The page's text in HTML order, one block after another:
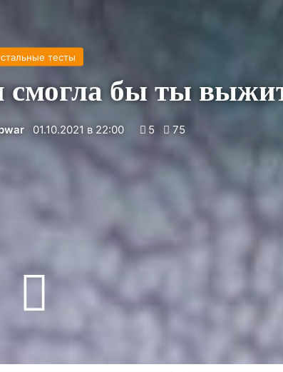
тесты
смогла бы ты
01.10.2021 в 22:00 5 75